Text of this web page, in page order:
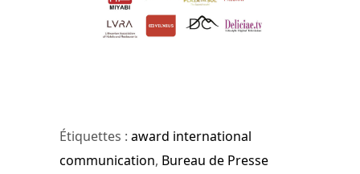
Étiquettes : award international
communication, Bureau de Presse